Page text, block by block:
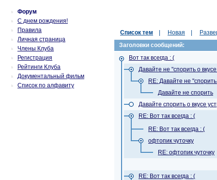
Форум
С днем рождения!
Правила
Личная страница
Члены Клуба
Регистрация
Рейтинги Клуба
Документальный фильм
Список по алфавиту
Список тем Новая
Заголовки сообщений:
Вот так всегда : (
Давайте не "спорить о
RE: Давайте не
Давайте не спорить
Давайте спорить о вкусе
RE: Вот так всегда : (
RE: Вот так всегда : (
офтопик чуточку
RE: офтопик чуточку
RE: Вот так всегда : (